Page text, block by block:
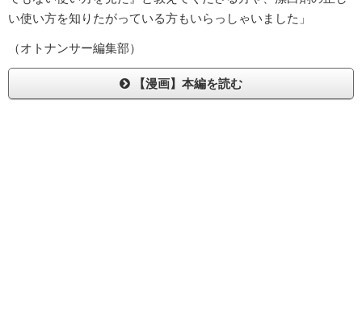
い使い方を知りたがっている方もいらっしゃいました」
（オトナンサー編集部）
【漫画】本編を読む